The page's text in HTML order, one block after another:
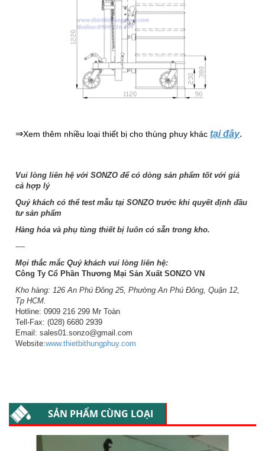
⇒Xem thêm nhiều loại thiết bị cho thùng phuy khác tại đây.
Vui lòng liên hệ với SONZO để có dòng sản phẩm tốt với giá
cả hợp lý
Quý khách có thể test mẫu tại SONZO trước khi quyết định đầu
tư sản phẩm
Hàng hóa và phụ tùng thiết bị luôn có sẵn trong kho.
----
Mọi thắc mắc Quý khách vui lòng liên hệ:
Công Ty Cổ Phần Thương Mại Sản Xuất SONZO VN
Kho hàng: 126 An Phú Đông 25, Phường An Phú Đông, Quận 12,
Tp HCM.
Hotline: 0909 216 299 Mr Toàn
Tell-Fax: (028) 6680 2939
Email: sales01.sonzo@gmail.com
Website:www.thietbithungphuy.com
SẢN PHẨM CÙNG LOẠI